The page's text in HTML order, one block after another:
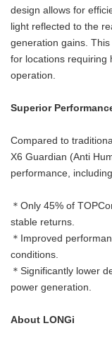
design allows for
light reflected to the
generation gains.
for locations requiring
operation.
Superior
Compared to
X6 Guardian (Anti
performance,
＊Only 45% of
stable returns.
＊Improved
conditions.
＊Significantly lower
power generation.
About LONGi